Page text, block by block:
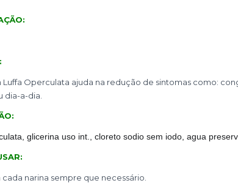
Luffa Operculata ajuda na redução de sintomas como:
dia-a-dia.
glicerina uso int., cloreto sodio sem iodo, agua
narina sempre que necessário.